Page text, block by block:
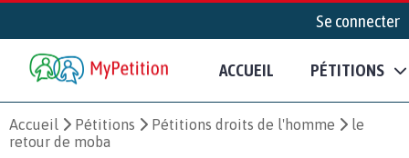
Se connecter
ACCUEIL PÉTITIONS
Accueil Pétitions Pétitions droits de l'homme
le
retour de moba